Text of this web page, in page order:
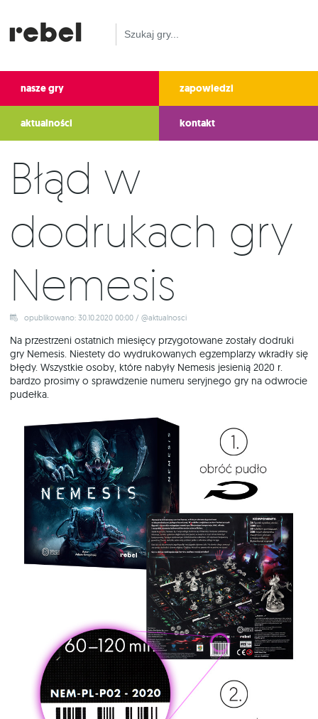
nasze gry zapowiedzi
aktualności kontakt
Błąd w
dodrukach gry
Nemesis
opublikowano: 30.10.2020 00:00 / @aktualnosci
Na przestrzeni ostatnich miesięcy przygotowane zostały dodruki
gry Nemesis. Niestety do wydrukowanych egzemplarzy wkradły się
błędy. Wszystkie osoby, które nabyły Nemesis jesienią 2020 r.
bardzo prosimy o sprawdzenie numeru seryjnego gry na odwrocie
pudełka.